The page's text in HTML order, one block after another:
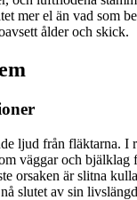
mer el än vad som
ålder och skick.
ljud från fläktarna. I
väggar och bjälklag
orsaken är slitna
slutet av sin